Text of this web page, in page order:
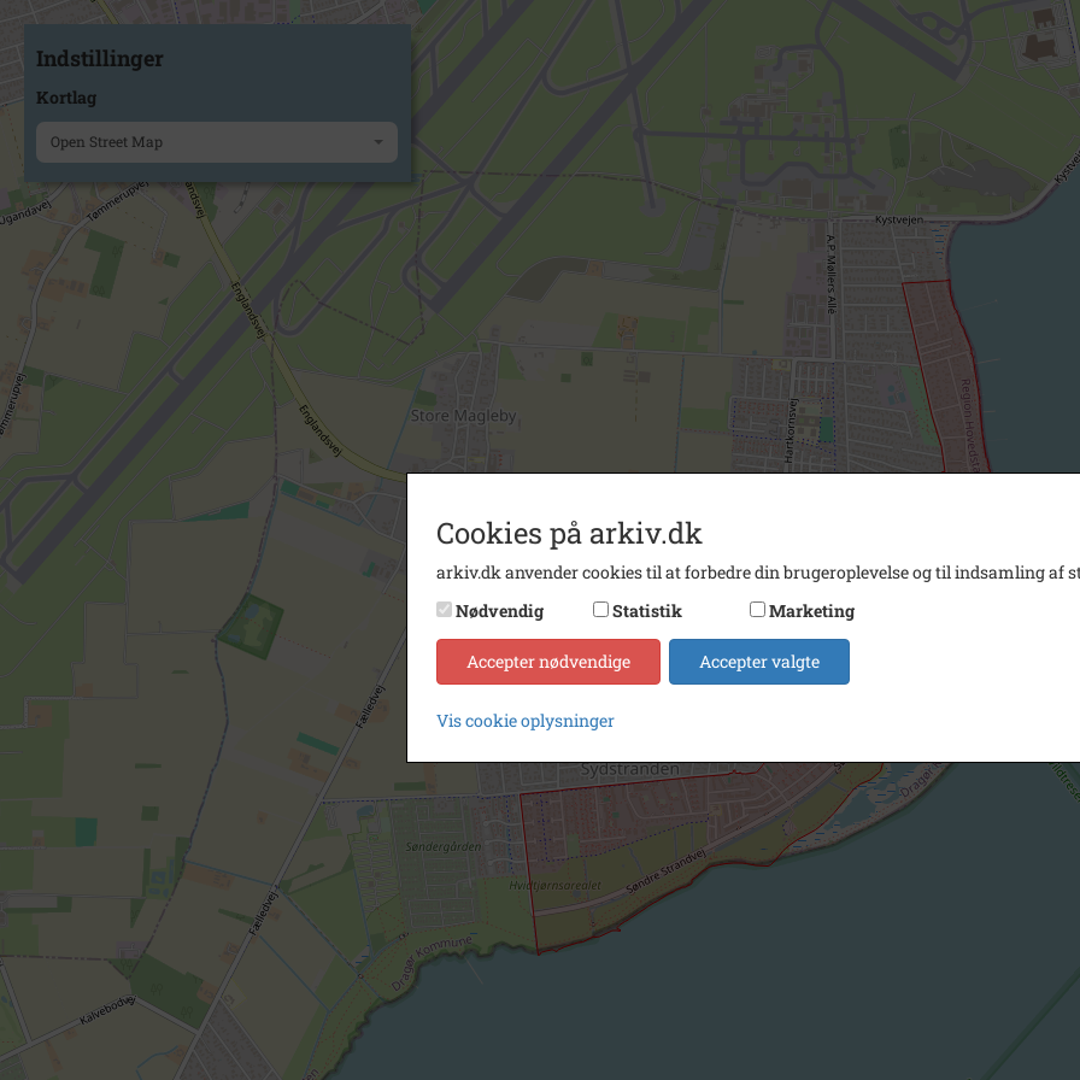
Indstillinger
Kortlag
Open Street Map
Cookies på arkiv.dk
arkiv.dk anvender cookies til at forbedre din brugeroplevelse og til indsamling af
Nødvendig
Statistik Marketing
Accepter nødvendige Accepter valgte
Vis cookie oplysninger